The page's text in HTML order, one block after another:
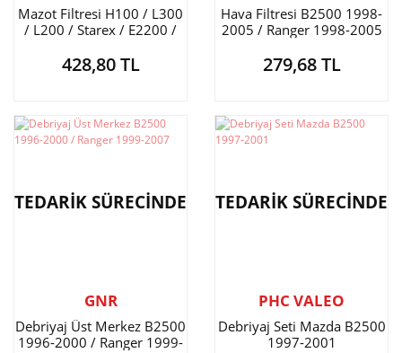
Mazot Filtresi H100 / L300
/ L200 / Starex / E2200 /
Bongo
428,80 TL
Hava Filtresi B2500 1998-
2005 / Ranger 1998-2005
279,68 TL
TEDARİK SÜRECİNDE
GNR
Debriyaj Üst Merkez B2500
1996-2000 / Ranger 1999-
TEDARİK SÜRECİNDE
PHC VALEO
Debriyaj Seti Mazda B2500
1997-2001